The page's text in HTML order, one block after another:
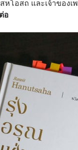
หโอสถ และเจ้าของเ
อ